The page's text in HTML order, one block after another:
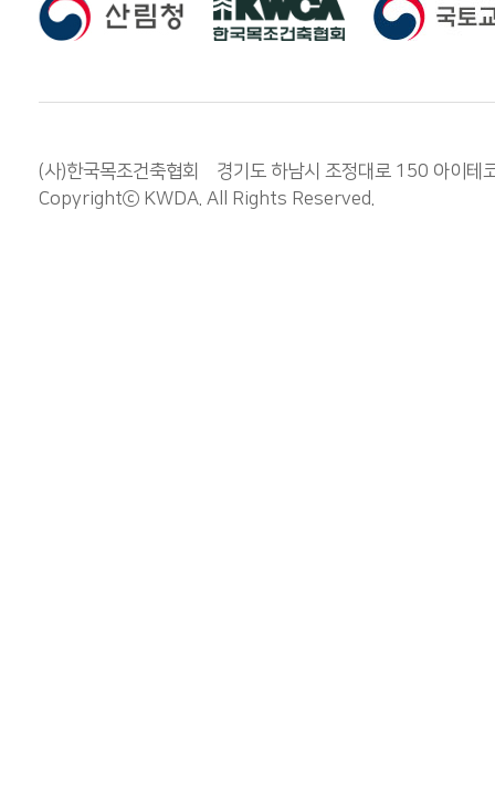
(사)한국목조건축협회 경기도 하남시 조정대로 150 아
Copyrightⓒ KWDA. All Rights Reserved.